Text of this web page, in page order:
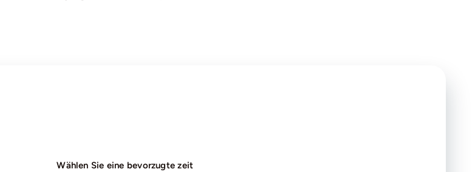
Wählen Sie eine bevorzugte zeit